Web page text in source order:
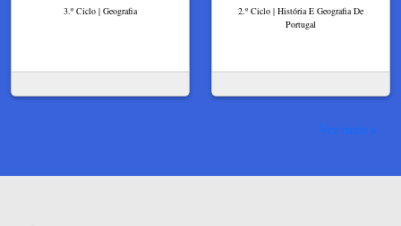
3.º Ciclo | Geografia
2.º Ciclo | História E Geografia De
Portugal
Ver mais